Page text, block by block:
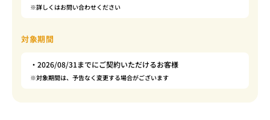
※詳しくはお問い合わせください
対象期間
・2026/08/31までにご契約いただけるお客様
※対象期間は、予告なく変更する場合がございます